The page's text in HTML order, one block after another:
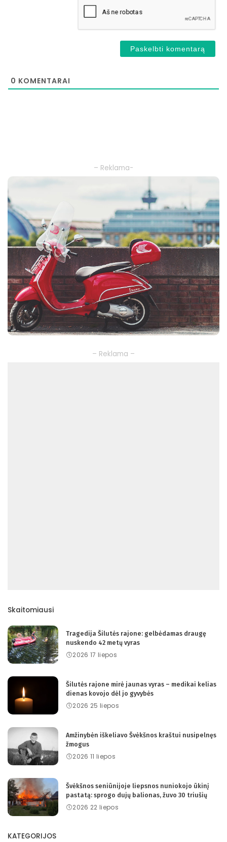
0 KOMENTARAI
– Reklama-
– Reklama –
Skaitomiausi
Tragedija Šilutės rajone: gelbėdamas draugę
nuskendo 42 metų vyras
2026 17 liepos
Šilutės rajone mirė jaunas vyras – medikai kelias
dienas kovojo dėl jo gyvybės
2026 25 liepos
Amžinybėn iškeliavo Švėkšnos kraštui nusipelnęs
žmogus
2026 11 liepos
Švėkšnos seniūnijoje liepsnos nuniokojo ūkinį
pastatą: sprogo dujų balionas, žuvo 30 triušių
2026 22 liepos
KATEGORIJOS